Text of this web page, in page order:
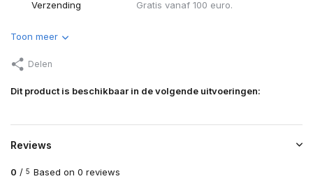
Verzending Gratis vanaf 100 euro.
Toon meer
Delen
Dit product is beschikbaar in de volgende uitvoeringen:
Reviews
0 / 5 Based on 0 reviews